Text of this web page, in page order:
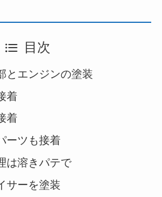
目次
とエンジンの塗装
着
着
ーツも接着
は溶きパテで
サーを塗装